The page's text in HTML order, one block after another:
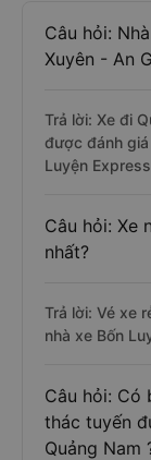
Câu hỏi:
Xuyên - An
Trả lời: Xe đi
được đánh
Luyện
Câu hỏi: Xe
nhất?
Trả lời: Vé xe
nhà xe Bốn
Câu hỏi: Có
thác tuyến
Quảng Nam